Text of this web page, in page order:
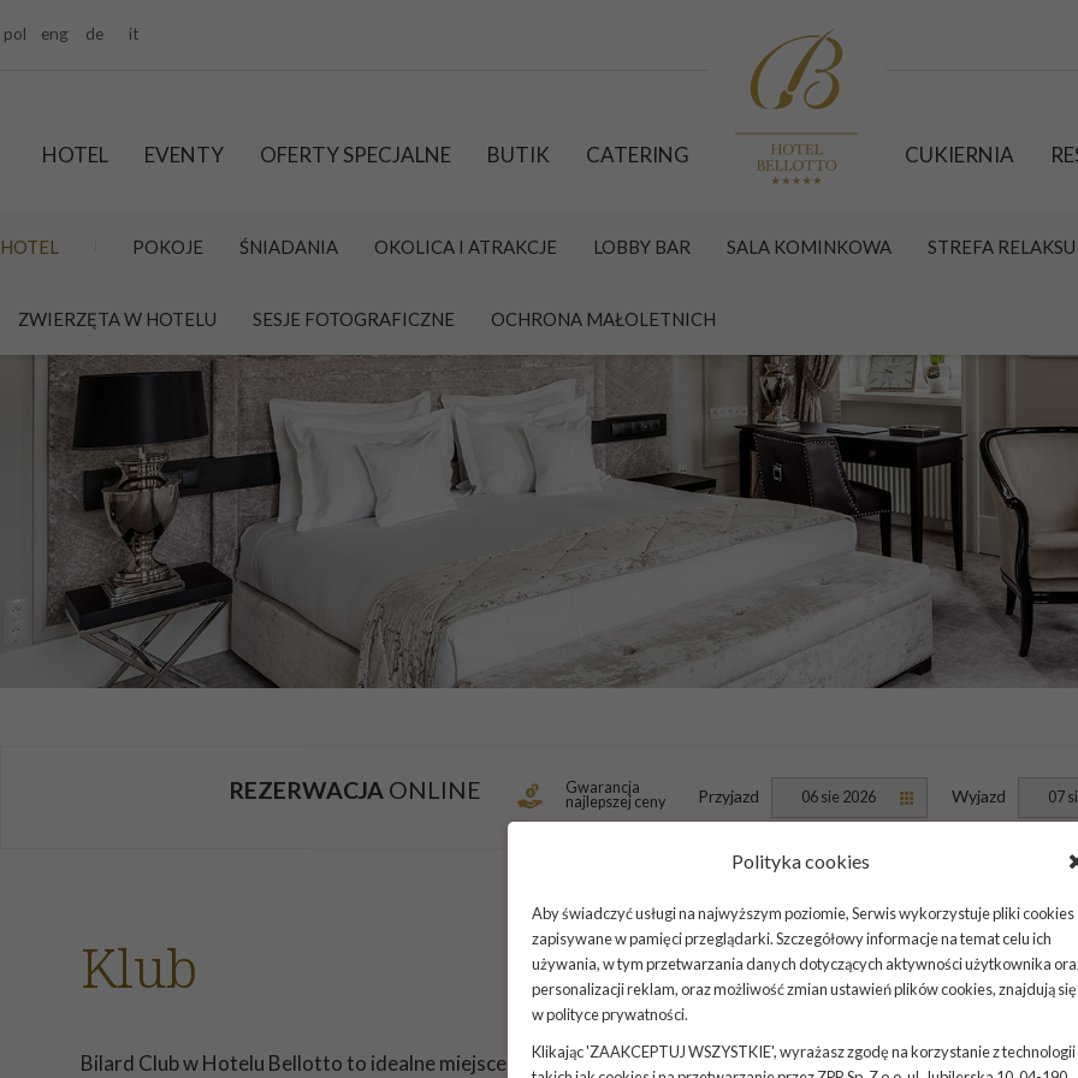
pol eng de it
HOTEL EVENTY OFERTY SPECJALNE BUTIK CATERING CUKIERNIA
HOTEL POKOJE ŚNIADANIA OKOLICA I ATRAKCJE LOBBY BAR SALA KOMINKOWA STREFA
ZWIERZĘTA W HOTELU SESJE FOTOGRAFICZNE OCHRONA MAŁOLETNICH
REZERWACJA ONLINE
Gwarancja
najlepszej ceny
Przyjazd 06 sie 2026 Wyjazd 07
Klub
Bilard Club w Hotelu Bellotto to idealne miejsce na chwilę relaksu w otoczeniu klimatycznych
Polityka cookies
Aby świadczyć usługi na najwyższym poziomie, Serwis wykorzystuje pliki cookies
zapisywane w pamięci przeglądarki. Szczegółowy informacje na temat celu ich
używania, w tym przetwarzania danych dotyczących aktywności użytkownika
personalizacji reklam, oraz możliwość zmian ustawień plików cookies, znajdują się
wpolityce prywatności.
Klikając 'ZAAKCEPTUJ WSZYSTKIE', wyrażasz zgodę na korzystanie z technologii